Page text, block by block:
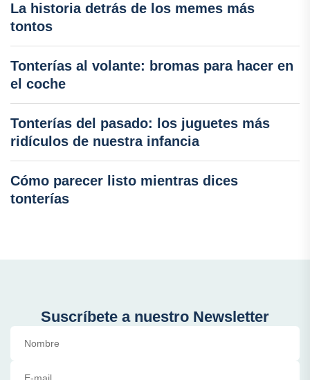
La historia detrás de los memes más
tontos
Tonterías al volante: bromas para hacer en
el coche
Tonterías del pasado: los juguetes más
ridículos de nuestra infancia
Cómo parecer listo mientras dices
tonterías
Suscríbete a nuestro Newsletter